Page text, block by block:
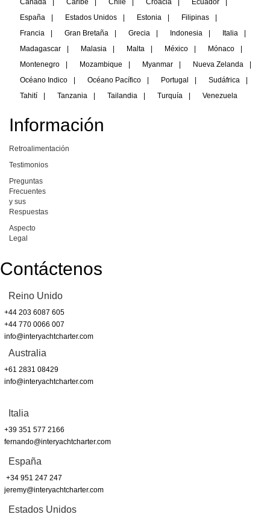
España
| Estados Unidos | Estonia | Filipinas
|
Francia
| Gran Bretaña | Grecia | Indonesia | Italia
|
Madagascar
| Malasia | Malta | México | Mónaco
|
Montenegro
| Mozambique | Myanmar | Nueva Zelanda
|
Océano Indico
| Océano Pacífico | Portugal | Sudáfrica
|
Tahití
| Tanzania | Tailandia | Turquía | Venezuela
Información
Retroalimentación
Testimonios
Preguntas
Frecuentes
y sus
Respuestas
Aspecto
Legal
Contáctenos
Reino Unido
+44 203 6087 605
+44 770 0066 007
info@interyachtcharter.com
Australia
+61 2831 08429
info@interyachtcharter.com
Italia
+39 351 577 2166
fernando@interyachtcharter.com
España
+34 951 247 247
jeremy@interyachtcharter.com
Estados Unidos